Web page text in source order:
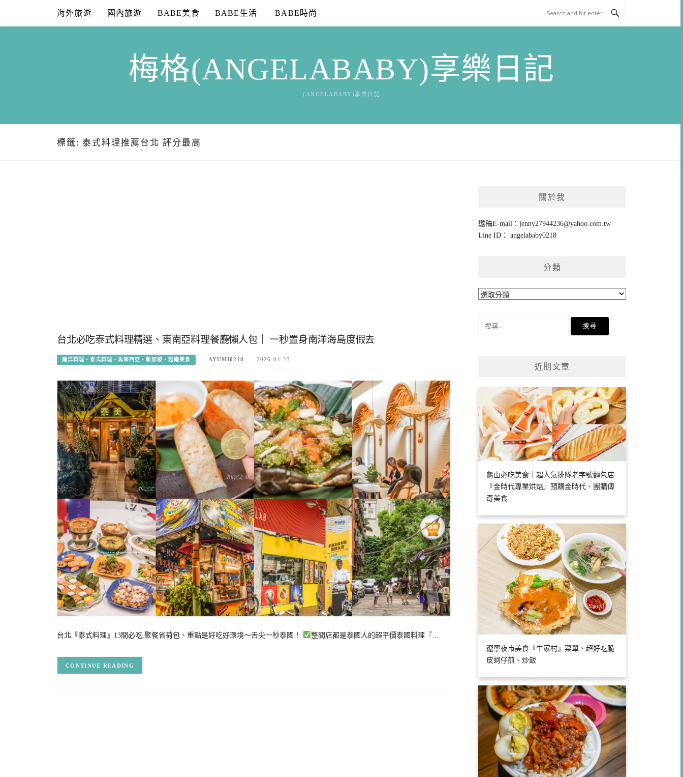
content
海外旅遊 國內旅遊 BABE美食 BABE生活 BABE時尚
梅格(ANGELABABY)享樂日記
(ANGELABABY)享樂日記
標籤: 泰式料理推薦台北 評分最高
台北必吃泰式料理精選、東南亞料理餐廳懶人包｜ 一秒置身南洋海島度假去
南洋料理、泰式料理、馬來西亞、新加坡、越南美食 AYUMI0218 2026-04-23
台北『泰式料理』13間必吃,聚餐省荷包、重點是好吃好環境～舌尖一秒泰國！ 整間店都是泰國人的超平價泰國料理『…
CONTINUE READING
關於我
邀稿E-mail：jenny27944236@yahoo.com.tw
Line ID： angelababy0218
分類
分
近期文章
龜山必吃美食｜超人氣排隊老字號麵包店
『金時代專業烘焙』預購金時代、團購傳
奇美食
遼寧夜市美食『牛家村』菜單、超好吃脆
皮蚵仔煎、炒飯